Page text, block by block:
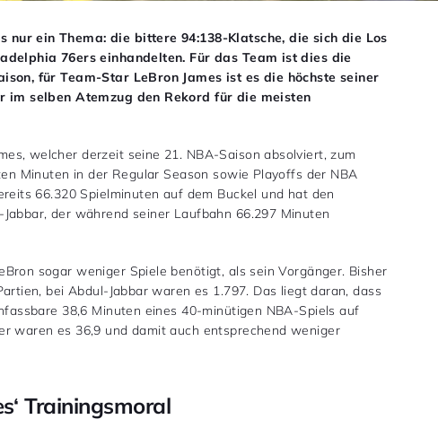
nur ein Thema: die bittere 94:138-Klatsche, die sich die Los
76ers einhandelten. Für das Team ist dies die
für Team-Star LeBron James ist es die höchste seiner
im selben Atemzug den Rekord für die meisten
welcher derzeit seine 21. NBA-Saison absolviert, zum
Minuten in der Regular Season sowie Playoffs der NBA
66.320 Spielminuten auf dem Buckel und hat den
der während seiner Laufbahn 66.297 Minuten
sogar weniger Spiele benötigt, als sein Vorgänger. Bisher
bei Abdul-Jabbar waren es 1.797. Das liegt daran, dass
38,6 Minuten eines 40-minütigen NBA-Spiels auf
waren es 36,9 und damit auch entsprechend weniger
Trainingsmoral